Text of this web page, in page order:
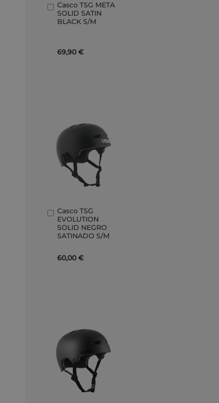
Casco TSG META
SOLID SATIN
BLACK S/M
69,90 €
Añadir
al
carrito
Casco TSG
EVOLUTION
SOLID NEGRO
SATINADO S/M
60,00 €
Añadir
al
carrito